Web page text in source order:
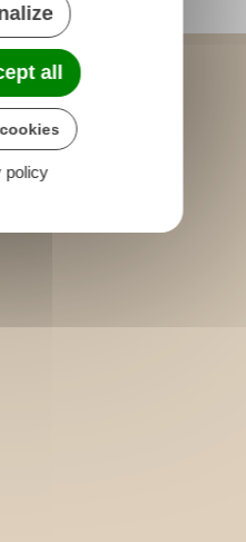
all
policy